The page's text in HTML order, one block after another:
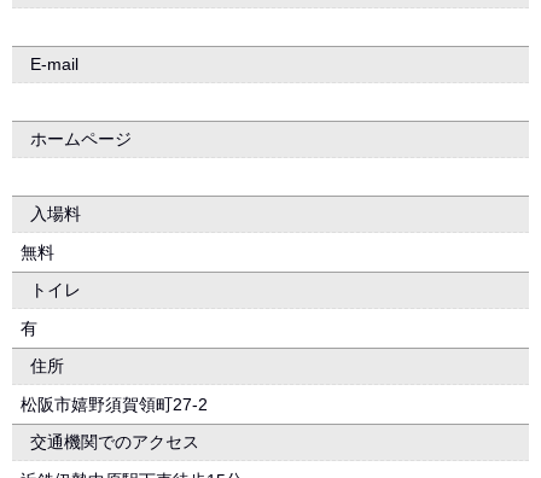
E-mail
ホームページ
入場料
無料
トイレ
有
住所
松阪市嬉野須賀領町27-2
交通機関でのアクセス